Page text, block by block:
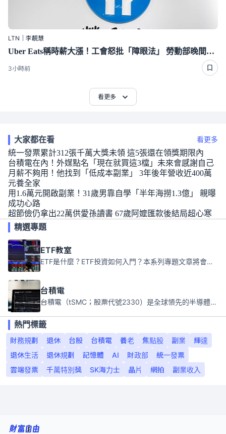
LTN｜李靚慧
Uber Eats稱時薪大漲！工會怒批「障眼法」 勞動部晚間定調：確實違法
3小時前
看更多
大家都在看 看更多
統一發票累計312張千萬大獎未領 這5張還在領獎期限內
台積電在內！外媒點名「現在就買這3檔」未來會感謝自己
月薪不夠用！他找到「低成本副業」 3年後年營收近400萬
元養全家
用1.6萬元開啟副業！31歲男靠自學「半年海撈1.3億」 親曝
成功心路
超節儉仍拿出22萬供愛孫讀書 67歲阿嬤匯款後結局超心寒
精選專題
ETF教室
ETF是什麼？ETF投資如何入門？本系列專題文章將會告訴你新手必須知道的ETF基礎知識。
台積電
台積電（tSMC；股票代號2330）是全球領先的半導體代工公司，成立於1987年，總部位於台灣新竹。且已於美國、日本、德國及中國設廠，台積電是全球首家專業積體電路製造服務公司，也是全球最先進和最大規模的半導體代工廠。
熱門標籤
財務規劃
退休 台股 台積電 養老 焦點股 副業
輝達
退休生活
退休規劃 記憶體 AI 財政部
統一發票
雲端發票
千萬特別獎 SK海力士 晶片 網拍 副業收入